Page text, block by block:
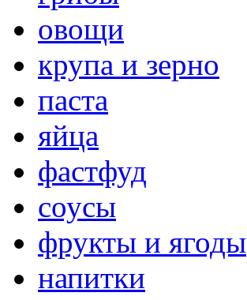
овощи
крупа и зерно
паста
яйца
фастфуд
соусы
фрукты и ягоды
напитки